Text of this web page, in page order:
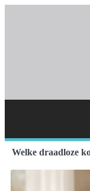
Welke draadloze